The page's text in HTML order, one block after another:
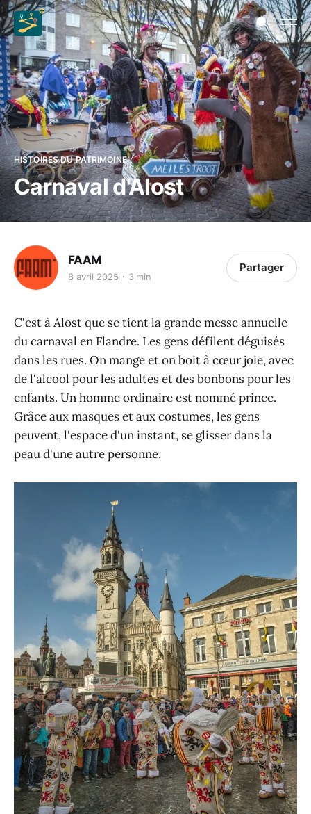
HISTOIRES DU PATRIMOINE
Carnaval d'Alost
FAAM
8 avril 2025 3 min
Partager
C'est à Alost que se tient la grande messe annuelle
du carnaval en Flandre. Les gens défilent déguisés
dans les rues. On mange et on boit à cœur joie, avec
de l'alcool pour les adultes et des bonbons pour les
enfants. Un homme ordinaire est nommé prince.
Grâce aux masques et aux costumes, les gens
peuvent, l'espace d'un instant, se glisser dans la
peau d'une autre personne.